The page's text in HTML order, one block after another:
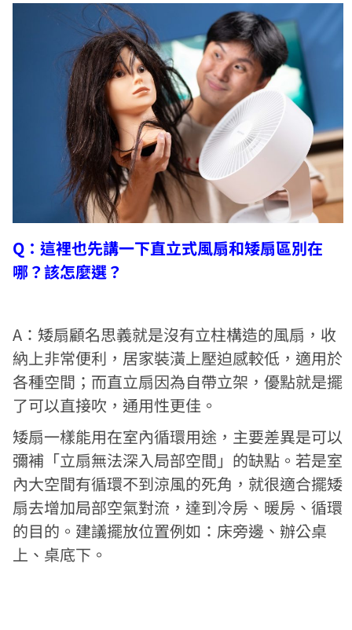
Q：這裡也先講一下直立式風扇和矮扇區別在
哪？該怎麼選？
A：矮扇顧名思義就是沒有立柱構造的風扇，收
納上非常便利，居家裝潢上壓迫感較低，適用於
各種空間；而直立扇因為自帶立架，優點就是擺
了可以直接吹，通用性更佳。
矮扇一樣能用在室內循環用途，主要差異是可以
彌補「立扇無法深入局部空間」的缺點。若是室
內大空間有循環不到涼風的死角，就很適合擺矮
扇去增加局部空氣對流，達到冷房、暖房、循環
的目的。建議擺放位置例如：床旁邊、辦公桌
上、桌底下。